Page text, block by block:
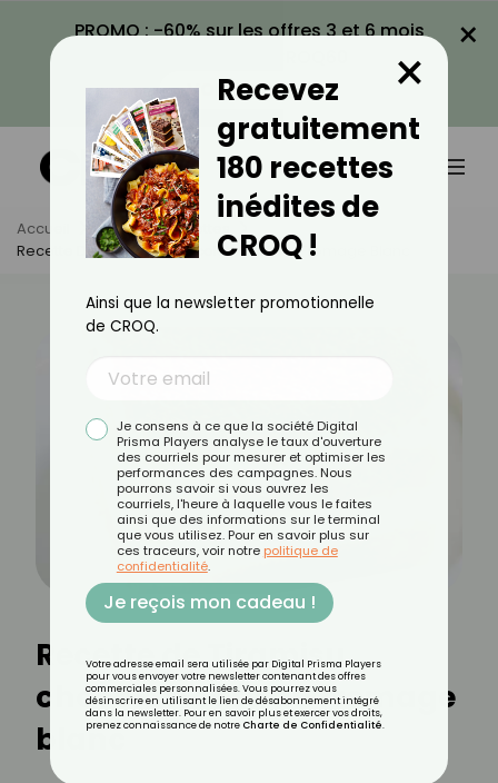
PROMO : -60% sur les offres 3 et 6 mois
VOIR LA PROMO
×
Accueil Actus
Recettes
Recette De Tiramisu Chocolat-Café Au Fromage Blanc
Recette de Tiramisu
chocolat-café au fromage
blanc
Recevez
gratuitement
180 recettes
inédites de
CROQ !
×
Ainsi que la newsletter promotionnelle
de CROQ.
Je consens à ce que la société Digital
Prisma Players analyse le taux d'ouverture
des courriels pour mesurer et optimiser les
performances des campagnes. Nous
pourrons savoir si vous ouvrez les
courriels, l'heure à laquelle vous le faites
ainsi que des informations sur le terminal
que vous utilisez. Pour en savoir plus sur
ces traceurs, voir notre politique de
confidentialité.
Je reçois mon cadeau !
Votre adresse email sera utilisée par Digital Prisma Players
pour vous envoyer votre newsletter contenant des offres
commerciales personnalisées. Vous pourrez vous
désinscrire en utilisant le lien de désabonnement intégré
dans la newsletter. Pour en savoir plus et exercer vos droits,
prenez connaissance de notre Charte de Confidentialité.